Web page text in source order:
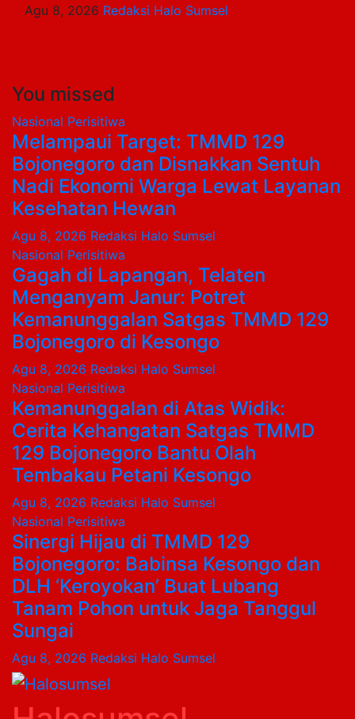
Agu 8, 2026 Redaksi Halo Sumsel
You missed
Nasional Perisitiwa
Melampaui Target: TMMD 129
Bojonegoro dan Disnakkan Sentuh
Nadi Ekonomi Warga Lewat Layanan
Kesehatan Hewan
Agu 8, 2026 Redaksi Halo Sumsel
Nasional Perisitiwa
Gagah di Lapangan, Telaten
Menganyam Janur: Potret
Kemanunggalan Satgas TMMD 129
Bojonegoro di Kesongo
Agu 8, 2026 Redaksi Halo Sumsel
Nasional Perisitiwa
Kemanunggalan di Atas Widik:
Cerita Kehangatan Satgas TMMD
129 Bojonegoro Bantu Olah
Tembakau Petani Kesongo
Agu 8, 2026 Redaksi Halo Sumsel
Nasional Perisitiwa
Sinergi Hijau di TMMD 129
Bojonegoro: Babinsa Kesongo dan
DLH ‘Keroyokan’ Buat Lubang
Tanam Pohon untuk Jaga Tanggul
Sungai
Agu 8, 2026 Redaksi Halo Sumsel